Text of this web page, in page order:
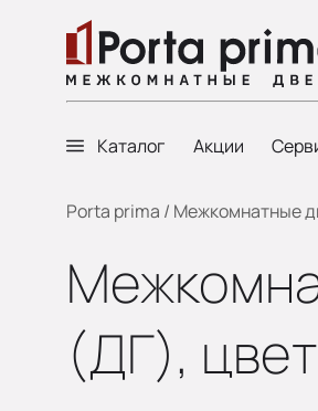
Каталог Акции
Porta prima / Межкомнатные
(ДГ),